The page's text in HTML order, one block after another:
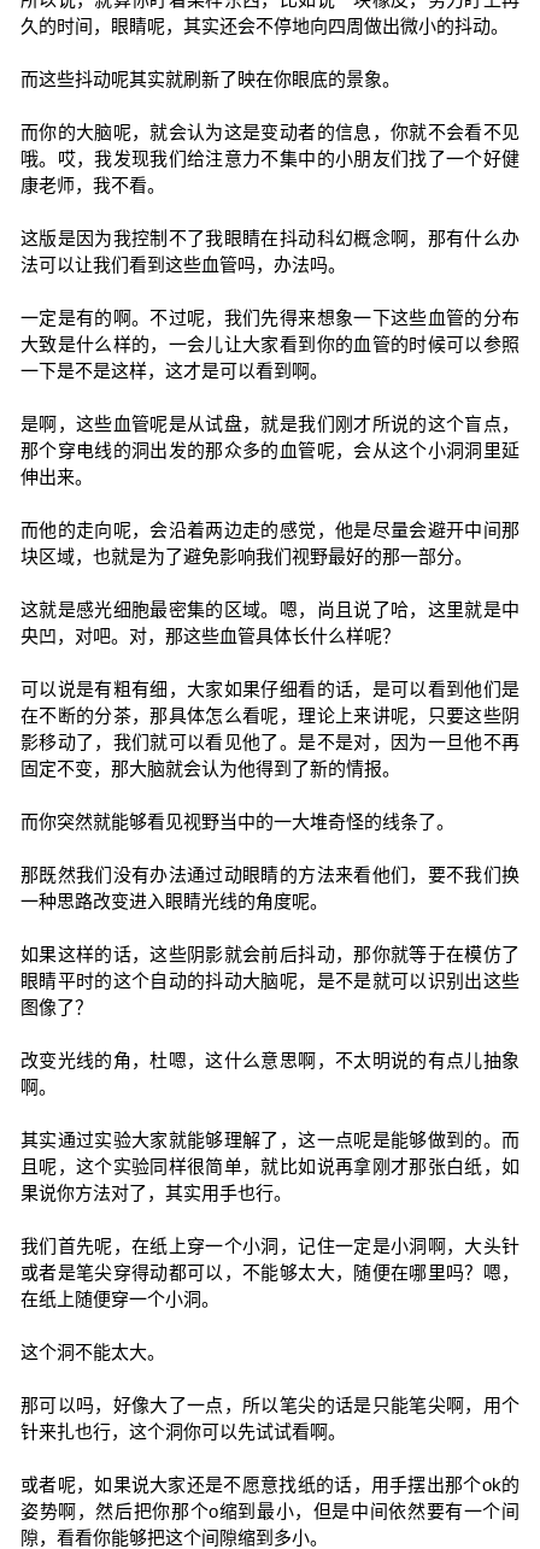
久的时间，眼睛呢，其实还会不停地向四周做出微小的抖动。
而这些抖动呢其实就刷新了映在你眼底的景象。
而你的大脑呢，就会认为这是变动者的信息，你就不会看不见
哦。哎，我发现我们给注意力不集中的小朋友们找了一个好健
康老师，我不看。
这版是因为我控制不了我眼睛在抖动科幻概念啊，那有什么办
法可以让我们看到这些血管吗，办法吗。
一定是有的啊。不过呢，我们先得来想象一下这些血管的分布
大致是什么样的，一会儿让大家看到你的血管的时候可以参照
一下是不是这样，这才是可以看到啊。
是啊，这些血管呢是从试盘，就是我们刚才所说的这个盲点，
那个穿电线的洞出发的那众多的血管呢，会从这个小洞洞里延
伸出来。
而他的走向呢，会沿着两边走的感觉，他是尽量会避开中间那
块区域，也就是为了避免影响我们视野最好的那一部分。
这就是感光细胞最密集的区域。嗯，尚且说了哈，这里就是中
央凹，对吧。对，那这些血管具体长什么样呢？
可以说是有粗有细，大家如果仔细看的话，是可以看到他们是
在不断的分茶，那具体怎么看呢，理论上来讲呢，只要这些阴
影移动了，我们就可以看见他了。是不是对，因为一旦他不再
固定不变，那大脑就会认为他得到了新的情报。
而你突然就能够看见视野当中的一大堆奇怪的线条了。
那既然我们没有办法通过动眼睛的方法来看他们，要不我们换
一种思路改变进入眼睛光线的角度呢。
如果这样的话，这些阴影就会前后抖动，那你就等于在模仿了
眼睛平时的这个自动的抖动大脑呢，是不是就可以识别出这些
图像了？
改变光线的角，杜嗯，这什么意思啊，不太明说的有点儿抽象
啊。
其实通过实验大家就能够理解了，这一点呢是能够做到的。而
且呢，这个实验同样很简单，就比如说再拿刚才那张白纸，如
果说你方法对了，其实用手也行。
我们首先呢，在纸上穿一个小洞，记住一定是小洞啊，大头针
或者是笔尖穿得动都可以，不能够太大，随便在哪里吗？嗯，
在纸上随便穿一个小洞。
这个洞不能太大。
那可以吗，好像大了一点，所以笔尖的话是只能笔尖啊，用个
针来扎也行，这个洞你可以先试试看啊。
或者呢，如果说大家还是不愿意找纸的话，用手摆出那个ok的
姿势啊，然后把你那个o缩到最小，但是中间依然要有一个间
隙，看看你能够把这个间隙缩到多小。